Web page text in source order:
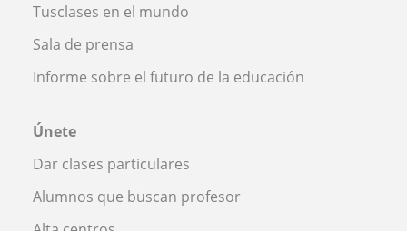
Tusclases en el mundo
Sala de prensa
Informe sobre el futuro de la educación
Únete
Dar clases particulares
Alumnos que buscan profesor